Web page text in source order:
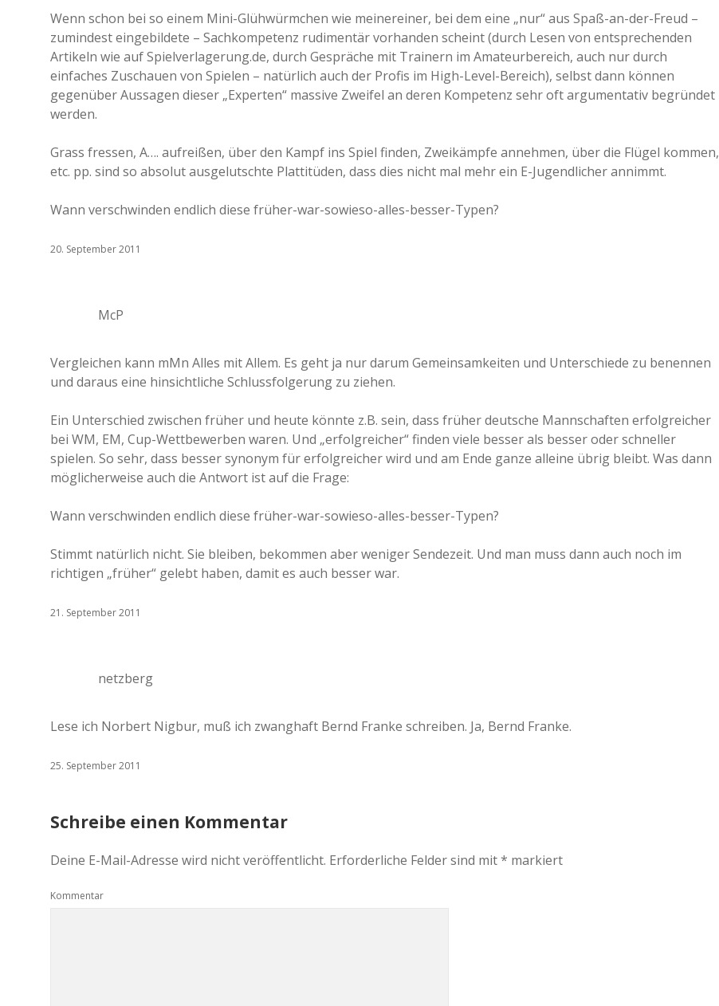
Wenn schon bei so einem Mini-Glühwürmchen wie meinereiner, bei dem eine „nur“ aus Spaß-an-der-Freud –
zumindest eingebildete – Sachkompetenz rudimentär vorhanden scheint (durch Lesen von entsprechenden
Artikeln wie auf Spielverlagerung.de, durch Gespräche mit Trainern im Amateurbereich, auch nur durch
einfaches Zuschauen von Spielen – natürlich auch der Profis im High-Level-Bereich), selbst dann können
gegenüber Aussagen dieser „Experten“ massive Zweifel an deren Kompetenz sehr oft argumentativ begründet
werden.
Grass fressen, A…. aufreißen, über den Kampf ins Spiel finden, Zweikämpfe annehmen, über die Flügel kommen,
etc. pp. sind so absolut ausgelutschte Plattitüden, dass dies nicht mal mehr ein E-Jugendlicher annimmt.
Wann verschwinden endlich diese früher-war-sowieso-alles-besser-Typen?
20. September 2011
McP
Vergleichen kann mMn Alles mit Allem. Es geht ja nur darum Gemeinsamkeiten und Unterschiede zu benennen
und daraus eine hinsichtliche Schlussfolgerung zu ziehen.
Ein Unterschied zwischen früher und heute könnte z.B. sein, dass früher deutsche Mannschaften erfolgreicher
bei WM, EM, Cup-Wettbewerben waren. Und „erfolgreicher“ finden viele besser als besser oder schneller
spielen. So sehr, dass besser synonym für erfolgreicher wird und am Ende ganze alleine übrig bleibt. Was dann
möglicherweise auch die Antwort ist auf die Frage:
Wann verschwinden endlich diese früher-war-sowieso-alles-besser-Typen?
Stimmt natürlich nicht. Sie bleiben, bekommen aber weniger Sendezeit. Und man muss dann auch noch im
richtigen „früher“ gelebt haben, damit es auch besser war.
21. September 2011
netzberg
Lese ich Norbert Nigbur, muß ich zwanghaft Bernd Franke schreiben. Ja, Bernd Franke.
25. September 2011
Schreibe einen Kommentar
Deine E-Mail-Adresse wird nicht veröffentlicht. Erforderliche Felder sind mit* markiert
Kommentar